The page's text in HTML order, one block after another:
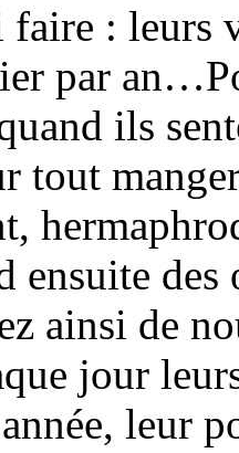
: leurs
par
ils
tout
ensuite
ainsi de
jour
leur